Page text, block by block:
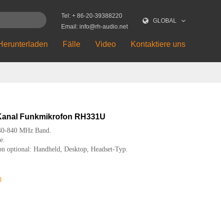
GLOBAL
Tel: + 86-20-39388220
Email: info@rh-audio.net
Fälle Video Kontaktiere uns
Funkmikrofon RH331U
840 MHz Band.
optional: Handheld, Desktop, Headset-Typ.